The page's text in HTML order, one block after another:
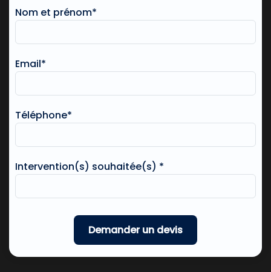
Nom et prénom*
Email*
Téléphone*
Intervention(s) souhaitée(s) *